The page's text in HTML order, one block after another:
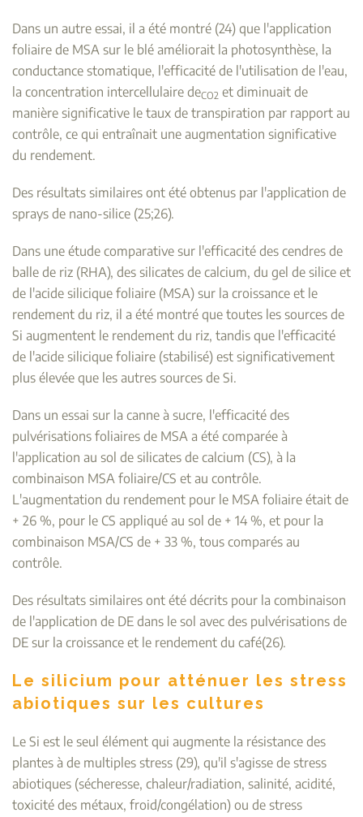
Dans un autre essai, il a été montré (24) que l'application
foliaire de MSA sur le blé améliorait la photosynthèse, la
conductance stomatique, l'efficacité de l'utilisation de l'eau,
la concentration intercellulaire deCO2 et diminuait de
manière significative le taux de transpiration par rapport au
contrôle, ce qui entraînait une augmentation significative
du rendement.
Des résultats similaires ont été obtenus par l'application de
sprays de nano-silice (25;26).
Dans une étude comparative sur l'efficacité des cendres de
balle de riz (RHA), des silicates de calcium, du gel de silice et
de l'acide silicique foliaire (MSA) sur la croissance et le
rendement du riz, il a été montré que toutes les sources de
Si augmentent le rendement du riz, tandis que l'efficacité
de l'acide silicique foliaire (stabilisé) est significativement
plus élevée que les autres sources de Si.
Dans un essai sur la canne à sucre, l'efficacité des
pulvérisations foliaires de MSA a été comparée à
l'application au sol de silicates de calcium (CS), à la
combinaison MSA foliaire/CS et au contrôle.
L'augmentation du rendement pour le MSA foliaire était de
+ 26 %, pour le CS appliqué au sol de + 14 %, et pour la
combinaison MSA/CS de + 33 %, tous comparés au
contrôle.
Des résultats similaires ont été décrits pour la combinaison
de l'application de DE dans le sol avec des pulvérisations de
DE sur la croissance et le rendement du café(26).
Le silicium pour atténuer les stress
abiotiques sur les cultures
Le Si est le seul élément qui augmente la résistance des
plantes à de multiples stress (29), qu'il s'agisse de stress
abiotiques (sécheresse, chaleur/radiation, salinité, acidité,
toxicité des métaux, froid/congélation) ou de stress